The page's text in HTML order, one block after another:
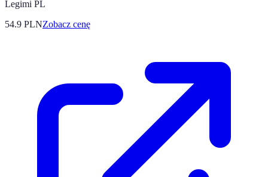
Legimi PL
54.9 PLNZobacz cenę